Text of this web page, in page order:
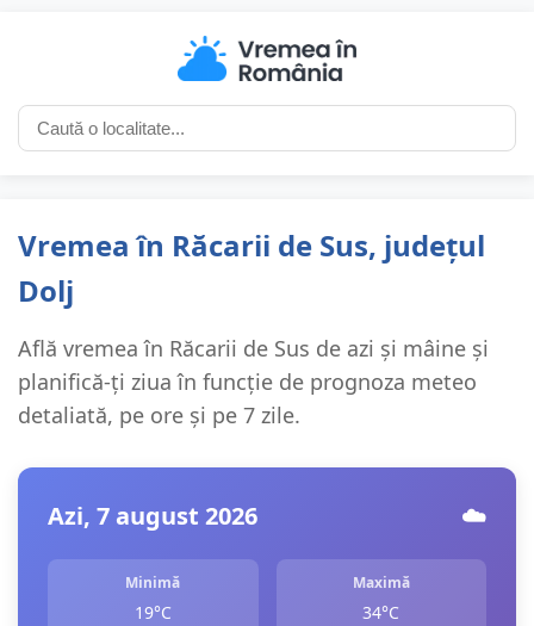
Vremea în Răcarii de Sus, județul
Dolj
Află vremea în Răcarii de Sus de azi și mâine și
planifică-ți ziua în funcție de prognoza meteo
detaliată, pe ore și pe 7 zile.
Azi, 7 august 2026 ☁️
Minimă
19°C
Maximă
34°C